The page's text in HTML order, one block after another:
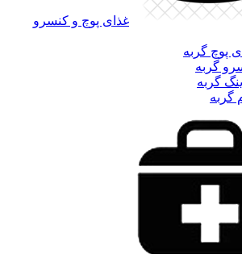
غذای پوچ و کنسرو
پوچ گربه
گربه
گربه
گربه